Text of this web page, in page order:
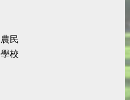
農民
學校